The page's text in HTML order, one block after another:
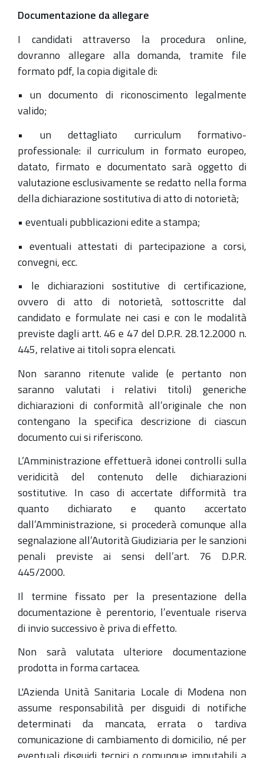
Documentazione da allegare
I candidati attraverso la procedura online,
dovranno allegare alla domanda, tramite file
formato pdf, la copia digitale di:
• un documento di riconoscimento legalmente
valido;
• un dettagliato curriculum formativo-
professionale: il curriculum in formato europeo,
datato, firmato e documentato sarà oggetto di
valutazione esclusivamente se redatto nella forma
della dichiarazione sostitutiva di atto di notorietà;
• eventuali pubblicazioni edite a stampa;
• eventuali attestati di partecipazione a corsi,
convegni, ecc.
• le dichiarazioni sostitutive di certificazione,
ovvero di atto di notorietà, sottoscritte dal
candidato e formulate nei casi e con le modalità
previste dagli artt. 46 e 47 del D.P.R. 28.12.2000 n.
445, relative ai titoli sopra elencati.
Non saranno ritenute valide (e pertanto non
saranno valutati i relativi titoli) generiche
dichiarazioni di conformità all’originale che non
contengano la specifica descrizione di ciascun
documento cui si riferiscono.
L’Amministrazione effettuerà idonei controlli sulla
veridicità del contenuto delle dichiarazioni
sostitutive. In caso di accertate difformità tra
quanto dichiarato e quanto accertato
dall’Amministrazione, si procederà comunque alla
segnalazione all’Autorità Giudiziaria per le sanzioni
penali previste ai sensi dell’art. 76 D.P.R.
445/2000.
Il termine fissato per la presentazione della
documentazione è perentorio, l’eventuale riserva
di invio successivo è priva di effetto.
Non sarà valutata ulteriore documentazione
prodotta in forma cartacea.
L'Azienda Unità Sanitaria Locale di Modena non
assume responsabilità per disguidi di notifiche
determinati da mancata, errata o tardiva
comunicazione di cambiamento di domicilio, né per